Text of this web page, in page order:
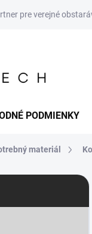
pre verejné
PODMIENKY
materiál